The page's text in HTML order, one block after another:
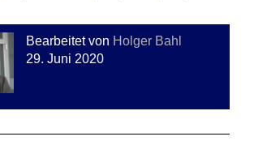
Bearbeitet von Holger Bahl
29. Juni 2020